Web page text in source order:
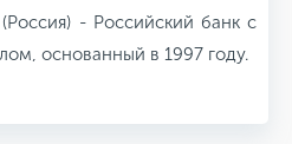
- Российский банк с
основанный в 1997 году.